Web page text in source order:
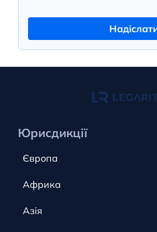
Юрисдикції
Європа
Кіпр
Африка
Канада
Азія